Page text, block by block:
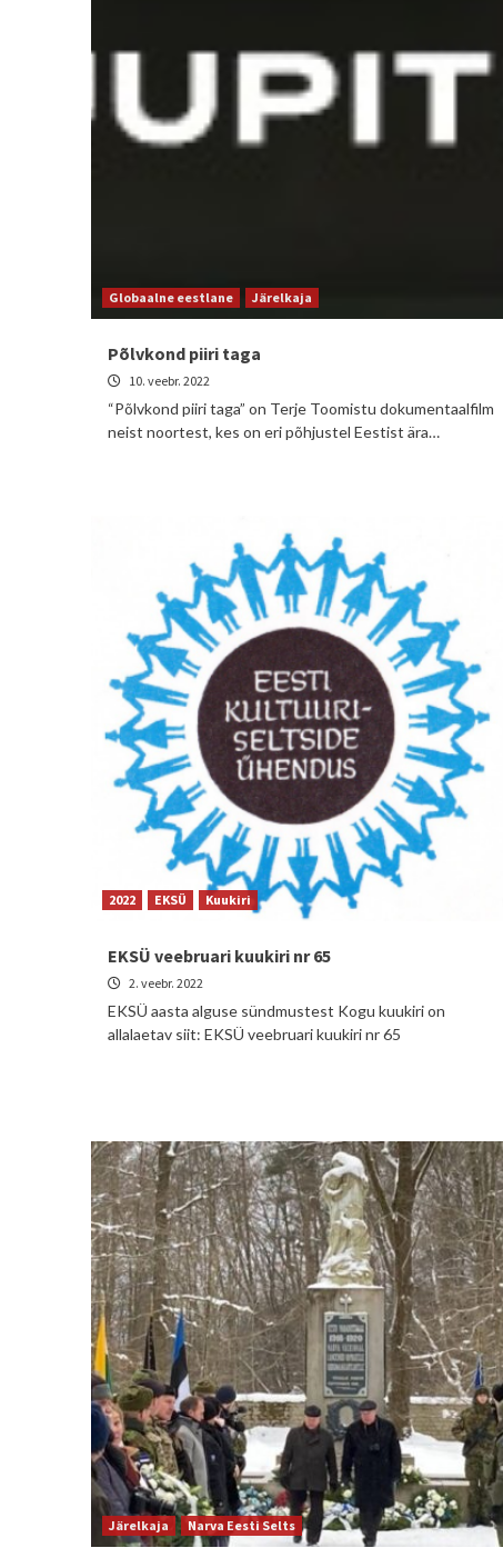
Globaalne eestlane Järelkaja
Põlvkond piiri taga
10. veebr. 2022
“Põlvkond piiri taga” on Terje Toomistu dokumentaalfilm
neist noortest, kes on eri põhjustel Eestist ära…
2022 EKSÜ Kuukiri
EKSÜ veebruari kuukiri nr 65
2. veebr. 2022
EKSÜ aasta alguse sündmustest Kogu kuukiri on
allalaetav siit: EKSÜ veebruari kuukiri nr 65
Järelkaja Narva Eesti Selts